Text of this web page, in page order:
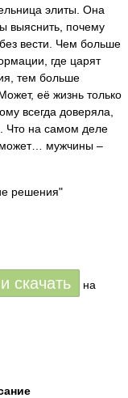
элиты. Она
выяснить, почему
вести. Чем больше
где царят
тем больше
её жизнь только
всегда доверяла,
Что на самом деле
может… мужчины –
решения"
и скачать
на